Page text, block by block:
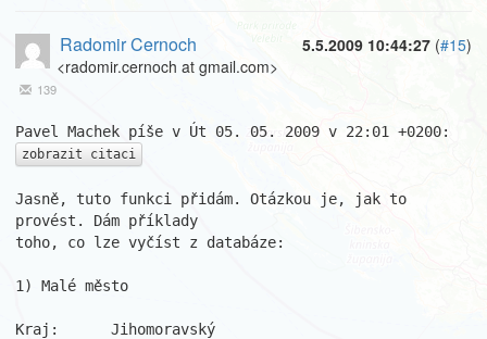
5.5.2009 10:44:27 (#15)
Radomir Cernoch
<radomir.cernoch at gmail.com>
139
zobrazit citaci
Jasně, tuto funkci přidám. Otázkou je, jak to
provést. Dám příklady
toho, co lze vyčíst z databáze:
1) Malé město
Kraj:      Jihomoravský